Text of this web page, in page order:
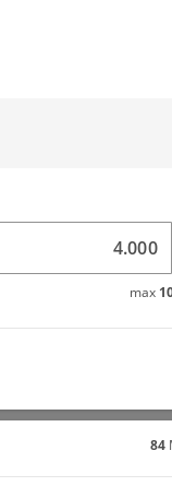
max
84